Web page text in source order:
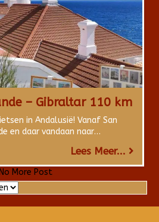
– Gibraltar 110 km
in Andalusië! Vanaf San
en daar vandaan naar…
Lees Meer...
No More Post